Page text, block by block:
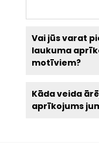
Vai jūs varat
laukuma
motīviem?
Kāda veida
aprīkojums